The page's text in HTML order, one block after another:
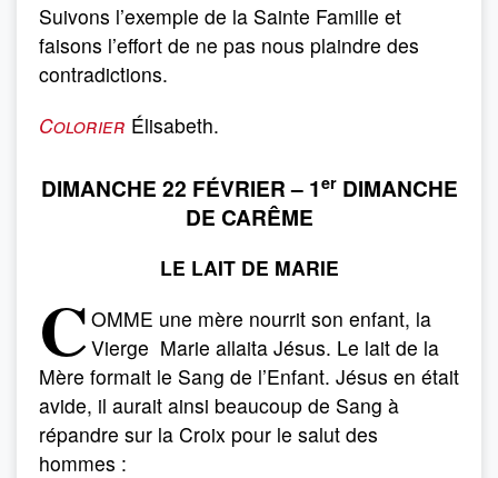
Suivons l’exemple de la Sainte Famille et
faisons l’effort de ne pas nous plaindre des
contradictions.
Colorier Élisabeth.
DIMANCHE 22 FÉVRIER – 1erDIMANCHE
DE CARÊME
LE LAIT DE MARIE
C OMME une mère nourrit son enfant, la
Vierge Marie allaita Jésus. Le lait de la
Mère formait le Sang de l’Enfant. Jésus en était
avide, il aurait ainsi beaucoup de Sang à
répandre sur la Croix pour le salut des
hommes :